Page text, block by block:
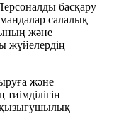
басқару
салалық
және
жүйелердің
және
қызығушылық